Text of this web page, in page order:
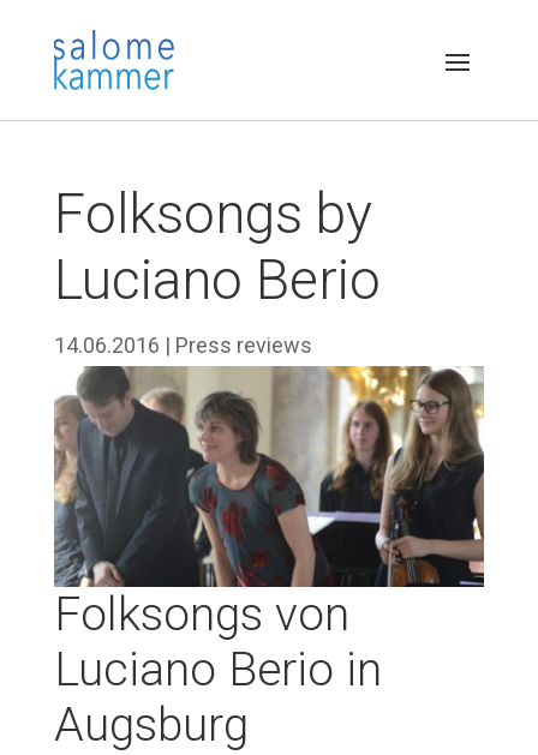
Folksongs by
Luciano Berio
14.06.2016 | Press reviews
Folksongs von
Luciano Berio in
Augsburg